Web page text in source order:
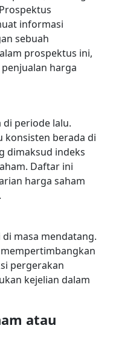
informasi
sebuah
prospektus ini,
harga
periode lalu.
konsisten berada di
dimaksud indeks
Daftar ini
harga saham
masa mendatang.
pergerakan
kejelian dalam
atau